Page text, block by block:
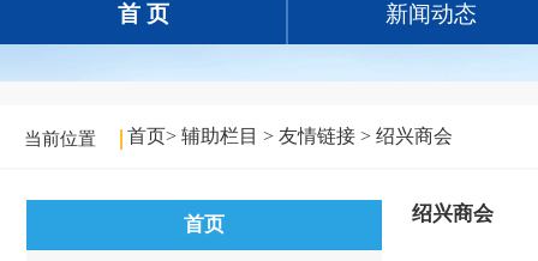
首 页 新闻动态
当前位置 首页> 辅助栏目 > 友情链接 > 绍兴商会
首页 绍兴商会